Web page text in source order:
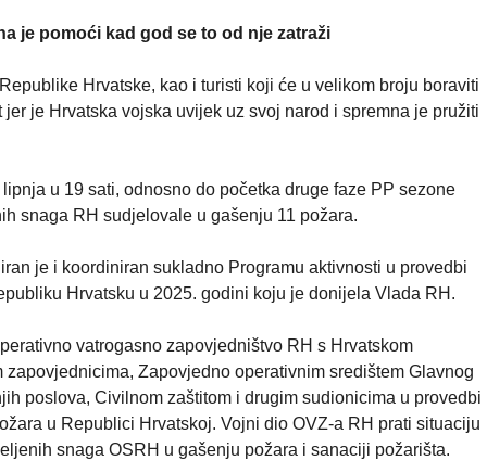
je pomoći kad god se to od nje zatraži
Hrvatske, kao i turisti koji će u velikom broju boraviti
je Hrvatska vojska uvijek uz svoj narod i spremna je pružiti
u 19 sati, odnosno do početka druge faze PP sezone
snaga RH sudjelovale u gašenju 11 požara.
je i koordiniran sukladno Programu aktivnosti u provedbi
Hrvatsku u 2025. godini koju je donijela Vlada RH.
vatrogasno zapovjedništvo RH s Hrvatskom
Zapovjedno operativnim središtem Glavnog
poslova, Civilnom zaštitom i drugim sudionicima u provedbi
u Republici Hrvatskoj. Vojni dio OVZ-a RH prati situaciju
snaga OSRH u gašenju požara i sanaciji požarišta.